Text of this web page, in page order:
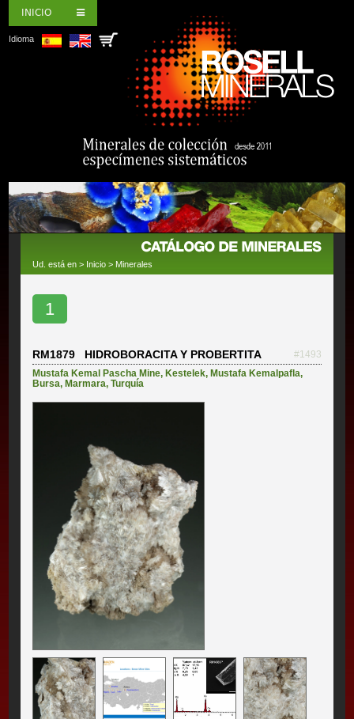
INICIO
Idioma
Ud. está en > Inicio > Minerales
1
RM1879 HIDROBORACITA Y PROBERTITA
#1493
Mustafa Kemal Pascha Mine, Kestelek, Mustafa Kemalpafla,
Bursa, Marmara,Turquía